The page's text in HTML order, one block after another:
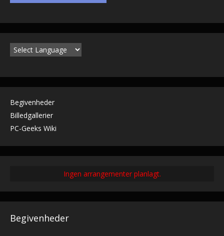
Begivenheder
Billedgallerier
PC-Geeks Wiki
Ingen arrangementer planlagt.
Begivenheder